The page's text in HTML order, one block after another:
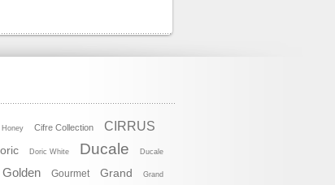
Cifre Collection CIRRUS
Doric White Ducale Ducale
Golden Gourmet Grand Grand